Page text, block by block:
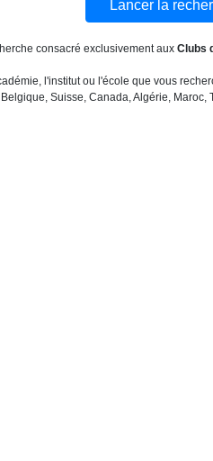
consacré exclusivement aux Clubs
l'institut ou l'école que vous
Suisse, Canada, Algérie, Maroc,